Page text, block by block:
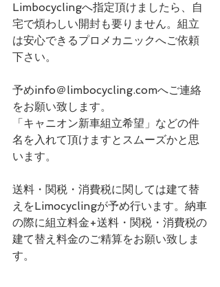
Limbocyclingへ指定頂けましたら、自
宅で煩わしい開封も要りません。組立
は安心できるプロメカニックへご依頼
下さい。
予めinfo＠limbocycling.comへご連絡
をお願い致します。
「キャニオン新車組立希望」などの件
名を入れて頂けますとスムーズかと思
います。
送料・関税・消費税に関しては建て替
えをLimocyclingが予め行います。納車
の際に組立料金+送料・関税・消費税の
建て替え料金のご精算をお願い致しま
す。